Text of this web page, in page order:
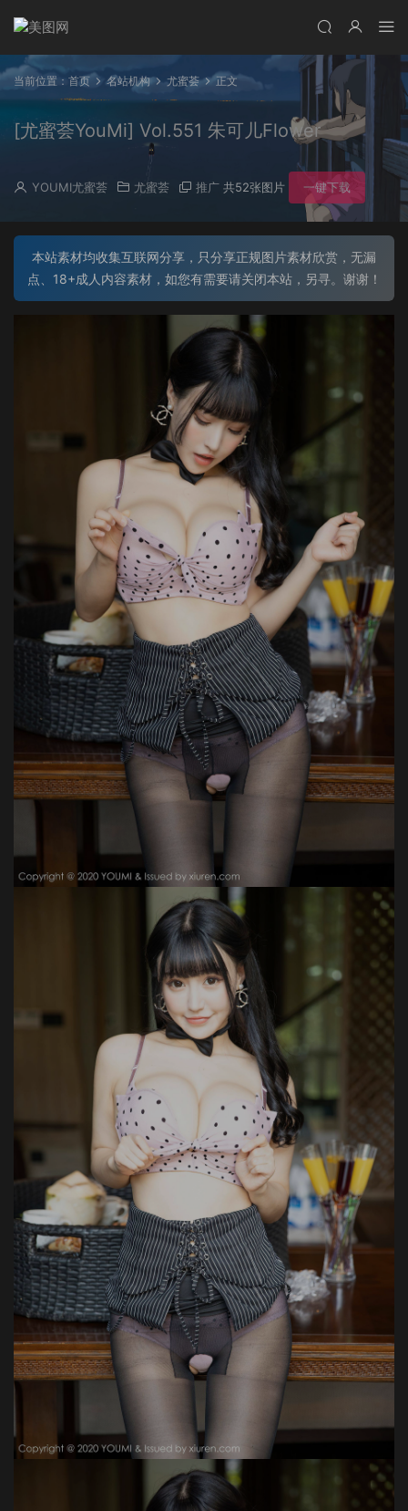
当前位置： 首页 名站机构 尤蜜荟 正文
[尤蜜荟YouMi] Vol.551 朱可儿Flower
YOUMI尤蜜荟 尤蜜荟 推广 共52张图片 一键下载
本站素材均收集互联网分享，只分享正规图片素材欣赏，无漏
点、18+成人内容素材，如您有需要请关闭本站，另寻。谢谢！